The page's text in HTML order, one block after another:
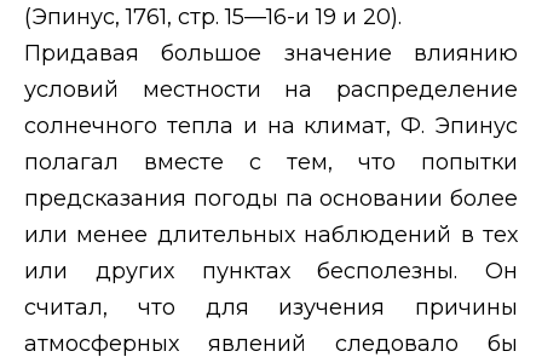
(Эпинус, 1761, стр. 15—16-и 19 и 20).
Придавая большое значение влиянию
условий местности на распределение
солнечного тепла и на климат, Ф. Эпинус
полагал вместе с тем, что попытки
предсказания погоды па основании более
или менее длительных наблюдений в тех
или других пунктах бесполезны. Он
считал, что для изучения причины
атмосферных явлений следовало бы